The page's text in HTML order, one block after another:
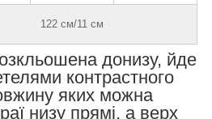
122 см/11 см
донизу, йде
контрастного
яких можна
низу прямі, а верх